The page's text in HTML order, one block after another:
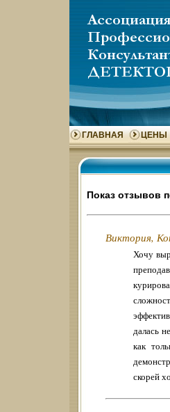
ГЛАВНАЯ ЦЕНЫ
Показ отзывов
Виктория,
Хочу
далась
как
скорей